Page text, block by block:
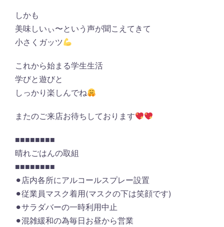
しかも
美味しいぃ〜という声が聞こえてきて
小さくガッツ
これから始まる学生生活
学びと遊びと
しっかり楽しんでね
またのご来店お待ちしております
■■■■■■■■
晴れごはんの取組
■■■■■■■■
⚫︎店内各所にアルコールスプレー設置
⚫︎従業員マスク着用(マスクの下は笑顔です)
⚫︎サラダバーの一時利用中止
⚫︎混雑緩和の為毎日お昼から営業